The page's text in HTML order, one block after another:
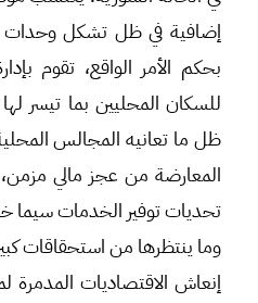
إضافية في ظل تشكل وحدات
بحكم الأمر الواقع، تقوم
للسكان المحليين بما تيسر
ظل ما تعانيه المجالس
المعارضة من عجز مالي
تحديات توفير الخدمات
وما ينتظرها من استحقاقات
إنعاش الاقتصاديات المدمرة